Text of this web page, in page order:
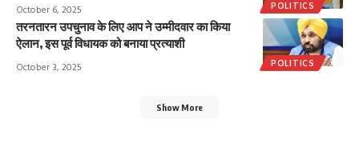
POLITICS
October 6, 2025
POLITICS
तरनतारन उपचुनाव के लिए आप ने उम्मीदवार का किया
ऐलान, इस पूर्व विधायक को बनाया प्रत्याशी
October 3, 2025
Show More